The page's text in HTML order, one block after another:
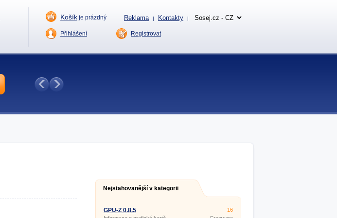
Nejstahovanější v kategorii
GPU-Z 0.8.5
16
Košík je prázdný Reklama | Kontakty |
Přihlášení Registrovat